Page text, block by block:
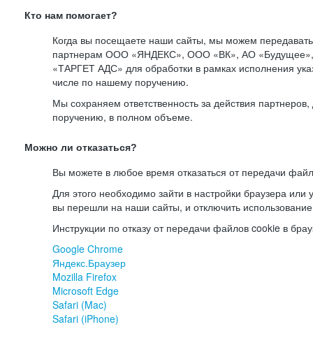
Кто нам помогает?
Когда вы посещаете наши сайты, мы можем
партнерам ООО «ЯНДЕКС», ООО «ВК», АО
«ТАРГЕТ АДС» для обработки в рамках исполнения
числе по нашему поручению.
Мы сохраняем ответственность за действия
поручению, в полном объеме.
Можно ли отказаться?
Вы можете в любое время отказаться от передачи
Для этого необходимо зайти в настройки браузера или
вы перешли на наши сайты, и отключить
Инструкции по отказу от передачи файлов cookie в
Google Chrome
Яндекс.Браузер
Mozilla Firefox
Microsoft Edge
Safari (Mac)
Safari (iPhone)